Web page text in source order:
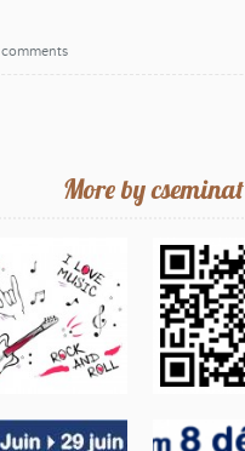
comments
More by cseminat